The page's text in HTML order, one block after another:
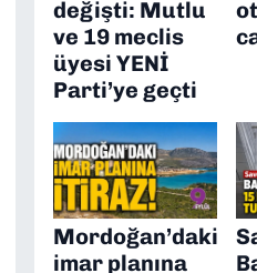
değişti: Mutlu
ve 19 meclis
üyesi YENİ
Parti’ye geçti
Mordoğan’daki
imar planına